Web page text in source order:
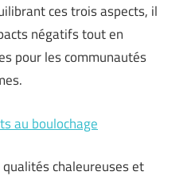
ces trois aspects, il
négatifs tout en
pour les communautés
au boulochage
chaleureuses et